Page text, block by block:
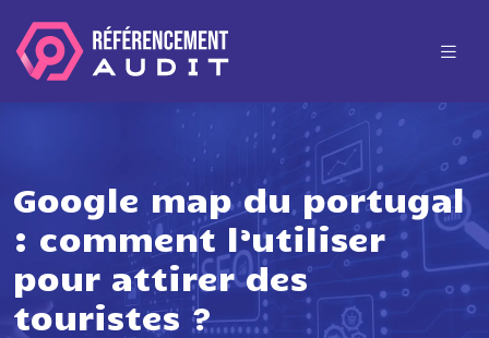
Google map du portugal
: comment l’utiliser
pour attirer des
touristes ?